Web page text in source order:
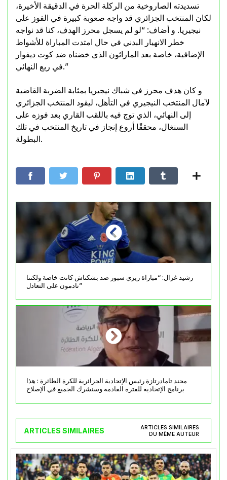
تسديدته الصاروخية من الركلة الحرة في الدقيقة الأخيرة،
لكان المنتخب الجزائري قد واجه صعوبة كبيرة في الفوز على
نيجيريا. و أضاف: “لو لم يسجل محرز الهدف، كنا قد نواجه
خطر الانهيار البدني في حال امتدت المباراة للأشواط
الإضافية، خاصة بعد الماراثون الذي خضناه ضد كوت ديفوار
في ربع النهائي.”
و كان هدف محرز في شباك نيجيريا بمثابة الضربة القاضية
لآمال المنتخب النيجيري في التأهل، ليقود المنتخب الجزائري
إلى النهائي، الذي توج فيه باللقب القاري بعد فوزه على
السنغال، محققًا أروع إنجاز في تاريخ المنتخب في تلك
البطولة.
رشيد غزال: “مباراة ريزي سبور ضد بشكتاش كانت خاصة ولكننا
نادمون على التعادل”
محند تامادرتازة رئيس الإتحادية الجزائرية للكرة الطائرة : هذا
برنامج الإتحادية للفترة القادمة وسنشرك الجميع في الإصلاح
ARTICLES SIMILAIRES
ARTICLES SIMILAIRES
DU MÊME AUTEUR